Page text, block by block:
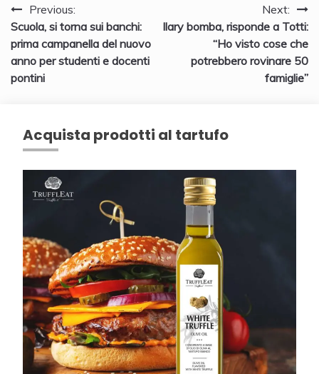
Navigazione
articoli
Previous:
Scuola, si torna sui banchi:
prima campanella del nuovo
anno per studenti e docenti
pontini
Next:
Ilary bomba, risponde a Totti:
“Ho visto cose che
potrebbero rovinare 50
famiglie”
Acquista prodotti al tartufo